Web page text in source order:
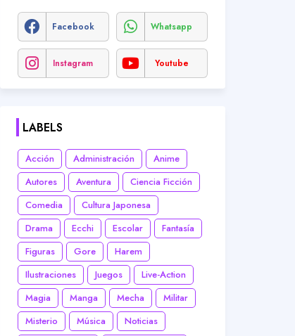
Facebook Whatsapp
Instagram Youtube
LABELS
Acción Administración
Anime
Autores
Aventura
Ciencia Ficción
Comedia
Cultura Japonesa
Drama
Ecchi Escolar
Fantasía
Figuras
Gore
Harem
Ilustraciones
Juegos
Live-Action
Magia
Manga Mecha
Militar
Misterio
Música
Noticias